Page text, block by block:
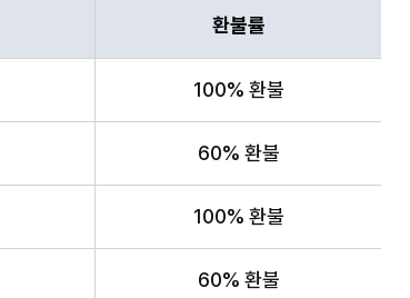
환불률
100% 환불
60% 환불
100% 환불
60% 환불